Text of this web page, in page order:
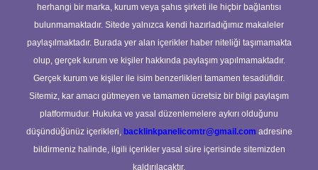
herhangi bir marka, kurum veya şahıs şirketi ile hiçbir bağlantısı
bulunmamaktadır. Sitede yalnızca kendi hazırladığımız makaleler
paylaşılmaktadır. Burada yer alan içerikler haber niteliği taşımamakta
olup, gerçek kurum ve kişiler hakkında paylaşım yapılmamaktadır.
Gerçek kurum ve kişiler ile isim benzerlikleri tamamen tesadüfidir.
Sitemiz, kar amacı gütmeyen ve tamamen ücretsiz bir bilgi paylaşım
platformudur. Hukuka ve yasal düzenlemelere aykırı olduğunu
düşündüğünüz içerikleri, backlinkpanelicomtr@gmail.com adresine
bildirmeniz halinde, ilgili içerikler yasal süre içerisinde sitemizden
kaldırılacaktır.